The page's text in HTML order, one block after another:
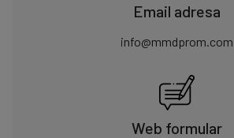
Email adresa
info@mmdprom.com
Web formular